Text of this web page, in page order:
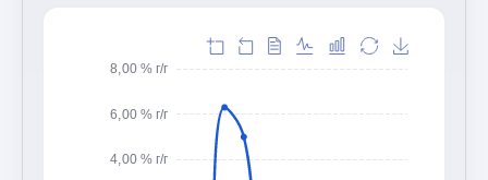
4,00 % г/г
6,00 % г/г
8,00 % г/г